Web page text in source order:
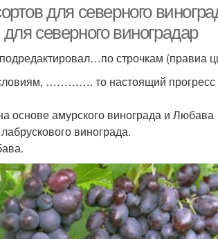
для северного
северного виноградар
строчкам (правиа
…………. то настоящий прогресс
основе амурского винограда и Любава
винограда.